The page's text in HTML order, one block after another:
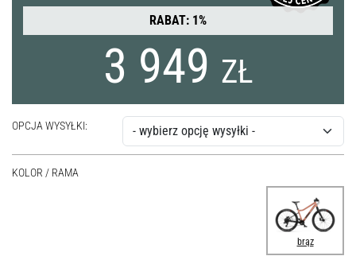
RABAT: 1%
3 949 ZŁ
OPCJA WYSYŁKI:
KOLOR / RAMA
brąz